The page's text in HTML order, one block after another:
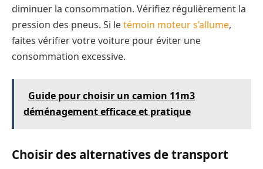
diminuer la consommation. Vérifiez régulièrement la
pression des pneus. Si letémoin moteur s’allume,
faites vérifier votre voiture pour éviter une
consommation excessive.
Guide pour choisir un camion 11m3
déménagement efficace et pratique
Choisir des alternatives de transport